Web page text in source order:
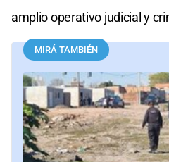
amplio operativo judicial y
MIRÁ TAMBIÉN